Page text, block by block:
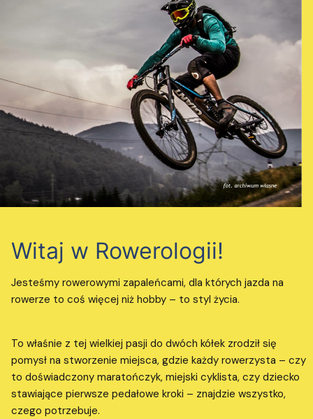
Witaj w Rowerologii!
Jesteśmy rowerowymi zapaleńcami, dla których jazda na
rowerze to coś więcej niż hobby – to styl życia.
To właśnie z tej wielkiej pasji do dwóch kółek zrodził się
pomysł na stworzenie miejsca, gdzie każdy rowerzysta – czy
to doświadczony maratończyk, miejski cyklista, czy dziecko
stawiające pierwsze pedałowe kroki – znajdzie wszystko,
czego potrzebuje.